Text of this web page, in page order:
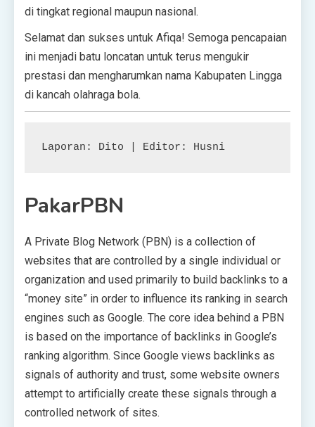
di tingkat regional maupun nasional.
Selamat dan sukses untuk Afiqa! Semoga pencapaian
ini menjadi batu loncatan untuk terus mengukir
prestasi dan mengharumkan nama Kabupaten Lingga
di kancah olahraga bola.
Laporan: Dito | Editor: Husni
PakarPBN
A Private Blog Network (PBN) is a collection of
websites that are controlled by a single individual or
organization and used primarily to build backlinks to a
“money site” in order to influence its ranking in search
engines such as Google. The core idea behind a PBN
is based on the importance of backlinks in Google’s
ranking algorithm. Since Google views backlinks as
signals of authority and trust, some website owners
attempt to artificially create these signals through a
controlled network of sites.